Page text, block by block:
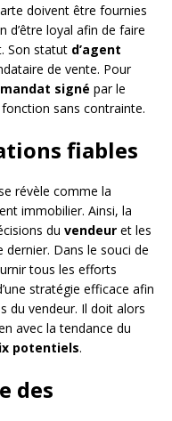
doivent être fournies
d’être loyal afin de faire
Son statut d’agent
de vente. Pour
mandat signé par le
sans contrainte.
fiables
révèle comme la
immobilier. Ainsi, la
du vendeur et les
Dans le souci de
tous les efforts
stratégie efficace afin
du vendeur. Il doit alors
avec la tendance du
potentiels.
des